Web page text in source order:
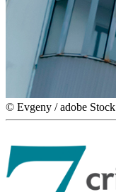
© Evgeny / adobe Stock